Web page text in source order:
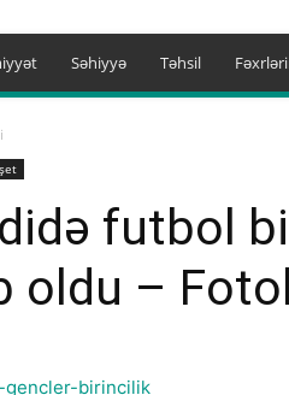
Səhiyyə Təhsil
futbol
oldu –